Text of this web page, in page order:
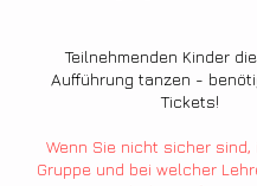
Teilnehmenden Kinder
Aufführung tanzen -
Tickets!
Wenn Sie nicht sicher sind,
Gruppe und bei welcher